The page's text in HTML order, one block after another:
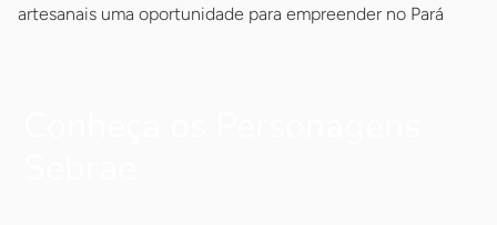
artesanais uma oportunidade para empreender no Pará